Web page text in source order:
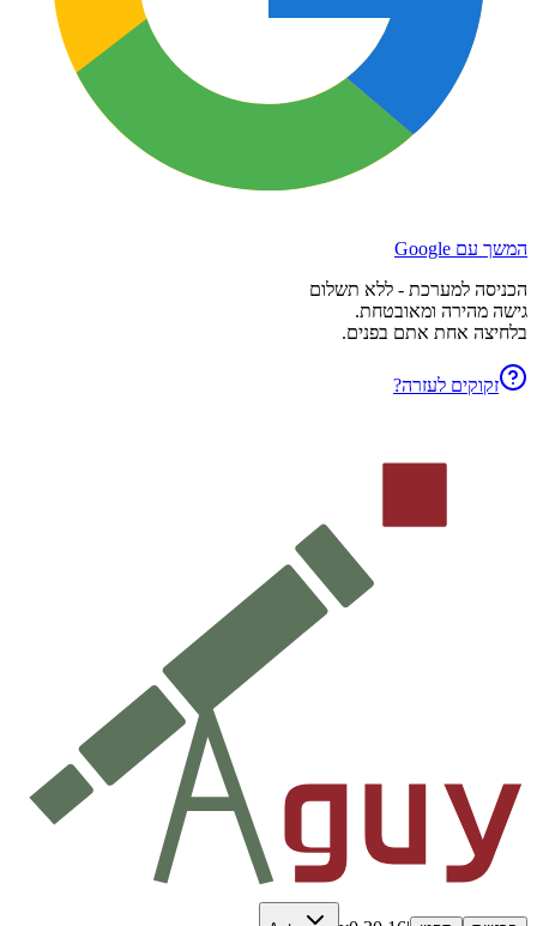
המשך עם Google
הכניסה למערכת - ללא תשלום
גישה מהירה ומאובטחת.
בלחיצה אחת אתם בפנים.
זקוקים לעזרה?